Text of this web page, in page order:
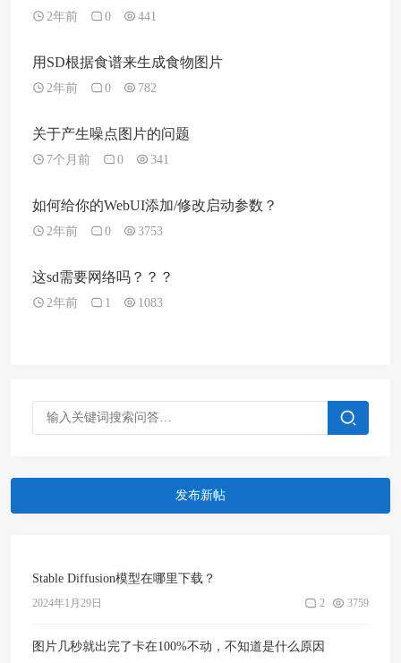
2年前 0 441
用SD根据食谱来生成食物图片
2年前 0 782
关于产生噪点图片的问题
7个月前 0 341
如何给你的WebUI添加/修改启动参数？
2年前 0 3753
这sd需要网络吗？？？
2年前 1 1083
发布新帖
Stable Diffusion模型在哪里下载？
2024年1月29日 2 3759
图片几秒就出完了卡在100%不动，不知道是什么原因